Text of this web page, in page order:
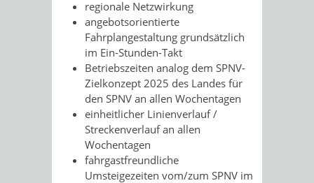
regionale Netzwirkung
angebotsorientierte
Fahrplangestaltung grundsätzlich
im Ein-Stunden-Takt
Betriebszeiten analog dem SPNV-
Zielkonzept 2025 des Landes für
den SPNV an allen Wochentagen
einheitlicher Linienverlauf /
Streckenverlauf an allen
Wochentagen
fahrgastfreundliche
Umsteigezeiten vom/zum SPNV im